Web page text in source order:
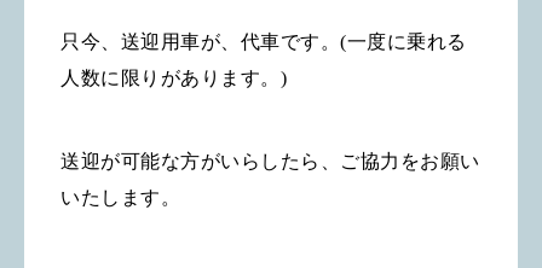
只今、送迎用車が、代車です。(一度に乗れる
人数に限りがあります。)
送迎が可能な方がいらしたら、ご協力をお願い
いたします。